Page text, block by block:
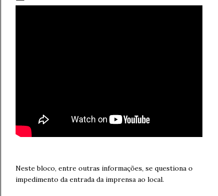
Neste bloco, entre outras informações, se questiona o
impedimento da entrada da imprensa ao local.